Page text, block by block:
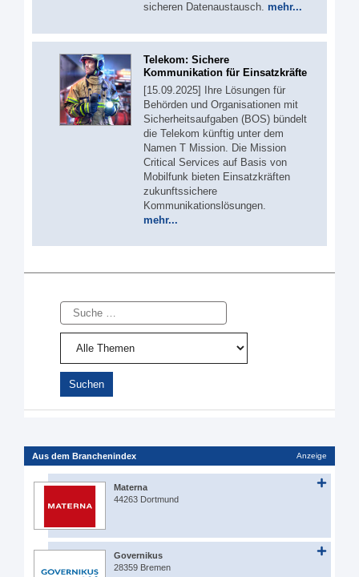
sicheren Datenaustausch. mehr...
Telekom: Sichere
Kommunikation für Einsatzkräfte
[15.09.2025] Ihre Lösungen für
Behörden und Organisationen mit
Sicherheitsaufgaben (BOS) bündelt
die Telekom künftig unter dem
Namen T Mission. Die Mission
Critical Services auf Basis von
Mobilfunk bieten Einsatzkräften
zukunftssichere
Kommunikationslösungen.
mehr...
Suche
Aus dem Branchenindex Anzeige
Materna
44263 Dortmund
Governikus
28359 Bremen